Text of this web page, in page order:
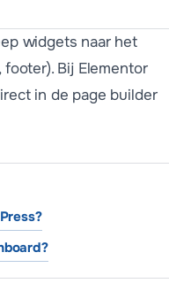
widgets naar het
Bij Elementor
in de page builder